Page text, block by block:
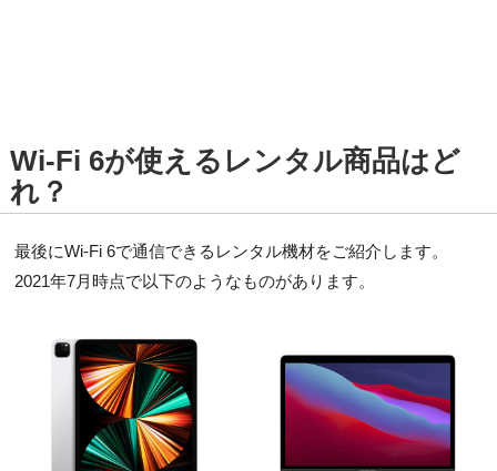
Wi-Fi 6が使えるレンタル商品はど
れ？
最後にWi-Fi 6で通信できるレンタル機材をご紹介します。
2021年7月時点で以下のようなものがあります。